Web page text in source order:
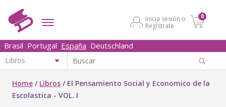
Inicia sesión o
Regístrate
0
Brasil Portugal España Deutschland
Home / Libros / El Pensamiento Social y Economico de la
Escolastica - VOL. I